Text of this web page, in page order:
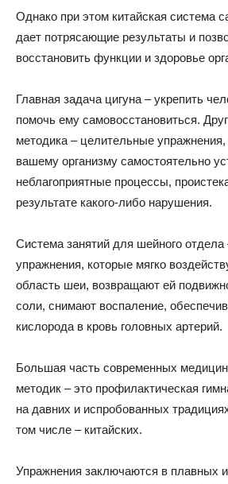
Однако при этом китайская система
дает потрясающие результаты и
восстановить функции и здоровье
Главная задача цигуна – укрепить
помочь ему самовосстановиться.
методика – целительные
вашему организму самостоятельно
неблагоприятные процессы,
результате какого-либо нарушения.
Система занятий для шейного
упражнения, которые мягко
область шеи, возвращают ей
соли, снимают воспаление,
кислорода в кровь головных артерий.
Большая часть современных
методик – это профилактическая
на давних и испробованных
том числе – китайских.
Упражнения заключаются в плавных